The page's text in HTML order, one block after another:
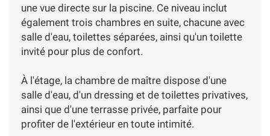
une vue directe sur la piscine. Ce niveau inclut
également trois chambres en suite, chacune avec
salle d'eau, toilettes séparées, ainsi qu'un toilette
invité pour plus de confort.
À l'étage, la chambre de maître dispose d'une
salle d'eau, d'un dressing et de toilettes privatives,
ainsi que d'une terrasse privée, parfaite pour
profiter de l'extérieur en toute intimité.